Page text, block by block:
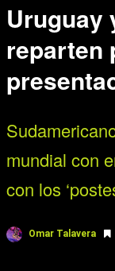
Uruguay
reparten
mundial con
con los
Omar Talavera